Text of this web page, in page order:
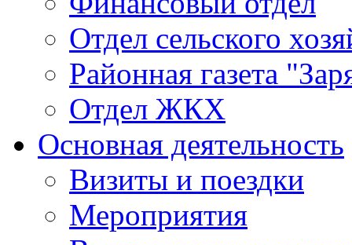
Отдел сельского
Районная газета
Отдел ЖКХ
Основная деятельность
Визиты и поездки
Мероприятия